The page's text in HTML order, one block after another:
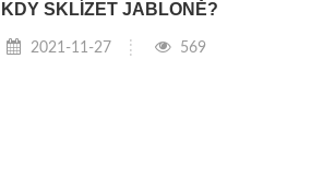
KDY SKLÍZET JABLONĚ?
2021-11-27 569